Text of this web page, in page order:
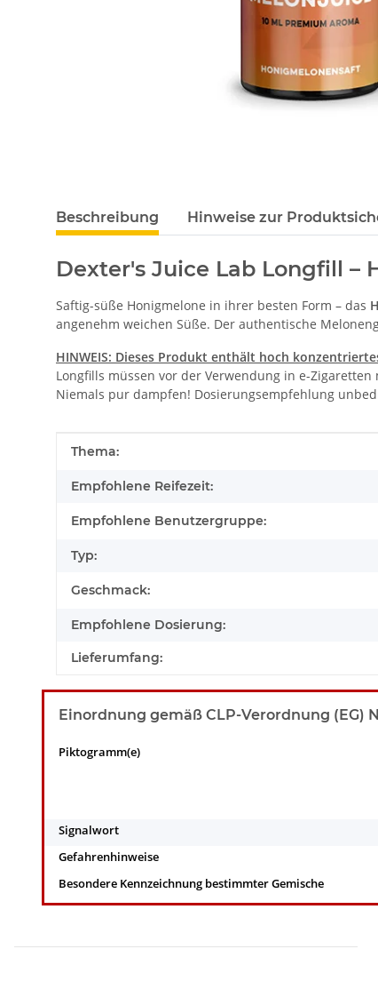
Beschreibung Hinweise zur
Dexter's Juice Lab Longfill –
Saftig-süße Honigmelone in ihrer besten Form – das
angenehm weichen Süße. Der authentische
HINWEIS: Dieses Produkt enthält hoch
Longfills müssen vor der Verwendung in e-Zigaretten
Niemals pur dampfen! Dosierungsempfehlung
Produkteigenschaft
Wert
Thema:
Empfohlene Reifezeit:
Empfohlene Benutzergruppe:
Typ:
Geschmack:
Empfohlene Dosierung:
Lieferumfang:
Einordnung gemäß CLP-Verordnung (EG)
Piktogramm(e)
Signalwort
Gefahrenhinweise
Besondere Kennzeichnung bestimmter Gemische